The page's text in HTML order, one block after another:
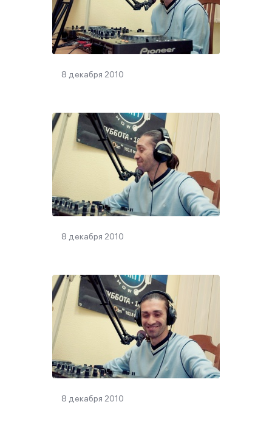
8 декабря 2010
8 декабря 2010
8 декабря 2010